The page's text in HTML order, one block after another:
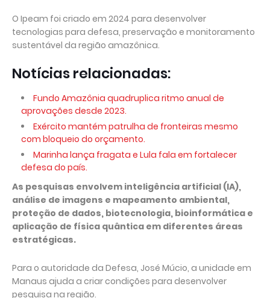
O Ipeam foi criado em 2024 para desenvolver
tecnologias para defesa, preservação e monitoramento
sustentável da região amazônica.
Notícias relacionadas:
Fundo Amazônia quadruplica ritmo anual de
aprovações desde 2023.
Exército mantém patrulha de fronteiras mesmo
com bloqueio do orçamento.
Marinha lança fragata e Lula fala em fortalecer
defesa do país.
As pesquisas envolvem inteligência artificial (IA),
análise de imagens e mapeamento ambiental,
proteção de dados, biotecnologia, bioinformática e
aplicação de física quântica em diferentes áreas
estratégicas.
Para o autoridade da Defesa, José Múcio, a unidade em
Manaus ajuda a criar condições para desenvolver
pesquisa na região.